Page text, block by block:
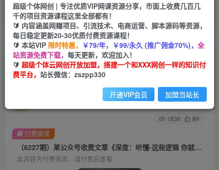
挂机
项目
脚本卡密
APP下载
GO
首页 创业课程 会员专属 正文
（6227期）某公众号收费文章《深度：听懂-这些
逻辑 你就知道富人 凭什么一直赢了》
关注 私信
1836 89
（6227期）某公众号收费文章《深度：听懂-这些逻辑 你就知道富人 凭什么一直赢了》
此内容为付费阅读，请付费后查看
付费阅读
超级个体网创 | 专注优质VIP网课资源分享，市面上收费几百几
千的项目资源课程这里全部都有！
🔰 内容涵盖网赚项目、引流技术、电商运营、脚本源码等资源，
每日稳定更新20-30优质付费资源课程！
🔰 本站VIP 限时特惠， ￥79/年，￥99/永久 (推广佣金70%)， 全
站资源免费下载， 每天更新，欢迎加入！
🔰 超级个体云网创开放加盟，搭建一个和XXX网创一样的知识付
费平台， 站长微信：zszpp330
开通VIP会员 加盟当站长